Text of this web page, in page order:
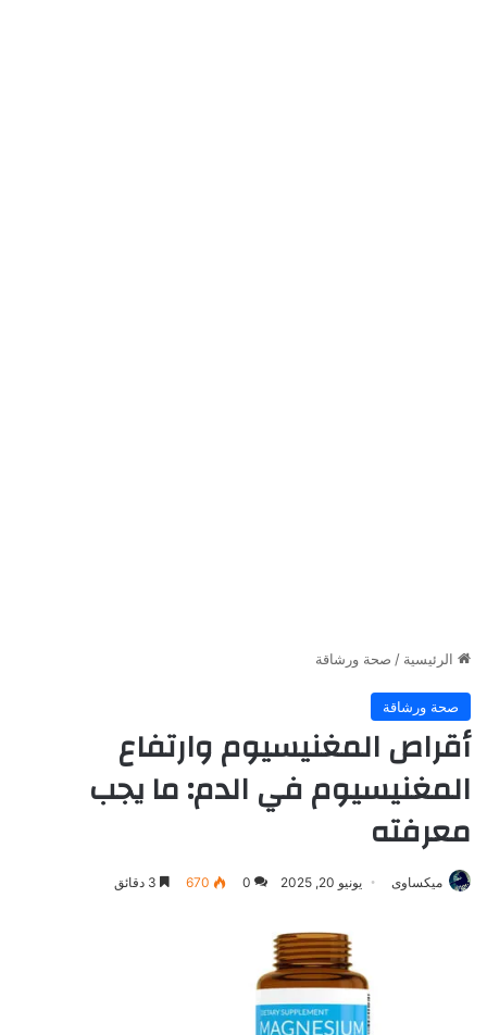
الرئيسية / صحة ورشاقة
صحة ورشاقة
أقراص المغنيسيوم وارتفاع
المغنيسيوم في الدم: ما يجب
معرفته
ميكساوى يونيو 20, 2025 0
670